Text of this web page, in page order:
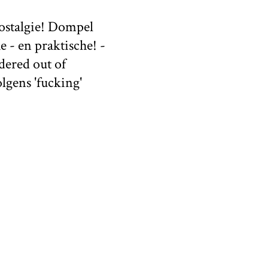
Dompel
- en praktische! -
out of
'fucking'